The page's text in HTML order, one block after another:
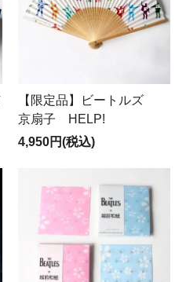
【限定品】ビートルズ
京扇子 HELP!
4,950円(税込)